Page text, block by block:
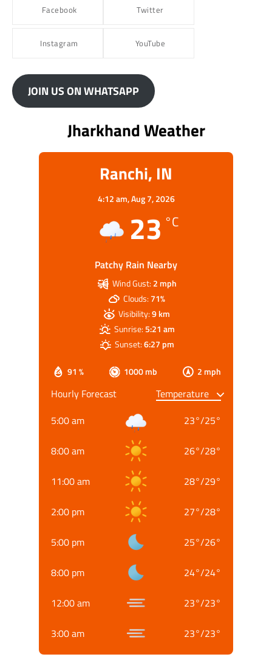
Facebook Twitter
Instagram YouTube
JOIN US ON WHATSAPP
Jharkhand Weather
Ranchi, IN
4:12 am,Aug 7, 2026
23 °C
Patchy Rain Nearby
91 % 1000 mb 2 mph
Wind Gust: 2 mph
Clouds:71%
Visibility:9 km
Sunrise:5:21 am
Sunset:6:27 pm
Hourly Forecast
5:00 am
23°/25°
8:00 am 26°/28°
11:00 am 28°/29°
2:00 pm 27°/28°
5:00 pm 25°/26°
8:00 pm 24°/24°
12:00 am 23°/23°
3:00 am 23°/23°